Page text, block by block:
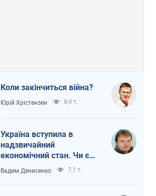
Коли закінчиться війна?
Юрій Хрістензен 8,4 т.
Україна вступила в
надзвичайний
економічний стан. Чи є
світло вкінці тунелю?
Вадим Денисенко 7,1 т.